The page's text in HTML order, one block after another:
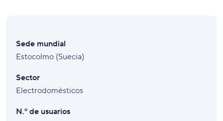
Sede mundial
Estocolmo (Suecia)
Sector
Electrodomésticos
N.º de usuarios